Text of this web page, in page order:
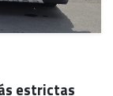
estrictas